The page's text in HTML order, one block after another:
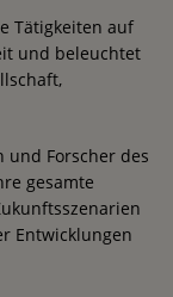
Tätigkeiten auf
und beleuchtet
und Forscher des
gesamte
Entwicklungen